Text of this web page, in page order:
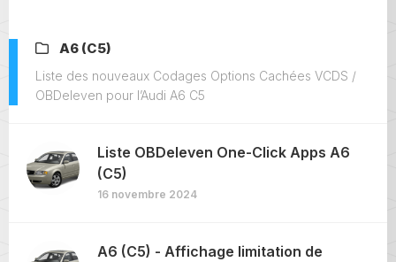
A6 (C5)
Liste des nouveaux Codages Options Cachées VCDS /
OBDeleven pour l’Audi A6 C5
Liste OBDeleven One-Click Apps A6
(C5)
16 novembre 2024
A6 (C5) - Affichage limitation de